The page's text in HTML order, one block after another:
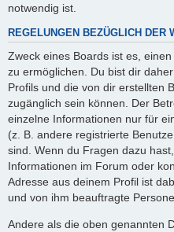
notwendig ist.
REGELUNGEN BEZÜGLICH DER
Zweck eines Boards ist es,
zu ermöglichen. Du bist dir
Profils und die von dir erstellten
zugänglich sein können. Der
einzelne Informationen nur für
(z. B. andere registrierte
sind. Wenn du Fragen dazu
Informationen im Forum oder
Adresse aus deinem Profil ist
und von ihm beauftragte
Andere als die oben genannten